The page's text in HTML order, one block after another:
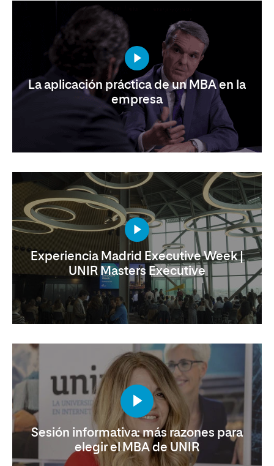
La aplicación práctica de un MBA en la
empresa
Experiencia Madrid Executive Week |
UNIR Masters Executive
Sesión informativa: más razones para
elegir el MBA de UNIR